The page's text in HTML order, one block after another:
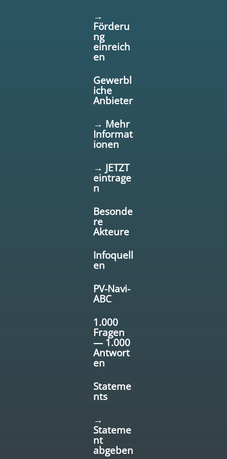
→
Förderu
ng
einreich
en
Gewerbl
iche
Anbieter
→ Mehr
Informat
ionen
→ JETZT
eintrage
n
Besonde
re
Akteure
Infoquell
en
PV-Navi-
ABC
1.000
Fragen
— 1.000
Antwort
en
Stateme
nts
→
Stateme
nt
abgeben